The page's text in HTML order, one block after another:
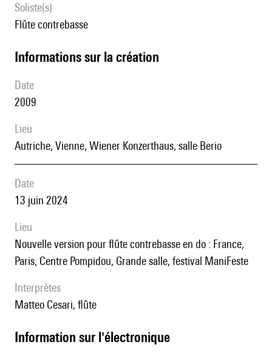
Soliste(s)
flûte contrebasse
informations sur la création
date
2009
lieu
Autriche, Vienne, Wiener Konzerthaus, salle Berio
date
13 juin 2024
lieu
nouvelle version pour flûte contrebasse en do : France,
Paris, Centre Pompidou, Grande salle, festival ManiFeste
interprètes
Matteo Cesari, flûte
Information sur l'électronique